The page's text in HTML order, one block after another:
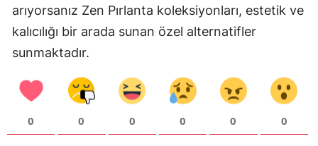
arıyorsanız Zen Pırlanta koleksiyonları, estetik ve
kalıcılığı bir arada sunan özel alternatifler
sunmaktadır.
0 0 0 0 0 0